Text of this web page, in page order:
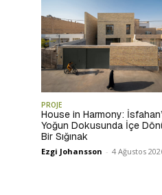
PROJE
House in Harmony:
Yoğun Dokusunda İçe
Bir Sığınak
Ezgi Johansson - 4 Ağustos